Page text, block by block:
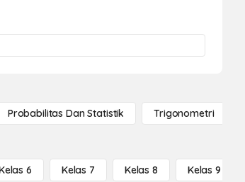
Probabilitas Dan Statistik Trigonometri
6 Kelas 7 Kelas 8 Kelas 9